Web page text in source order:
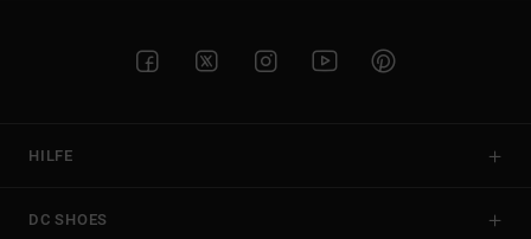
HILFE
DC SHOES